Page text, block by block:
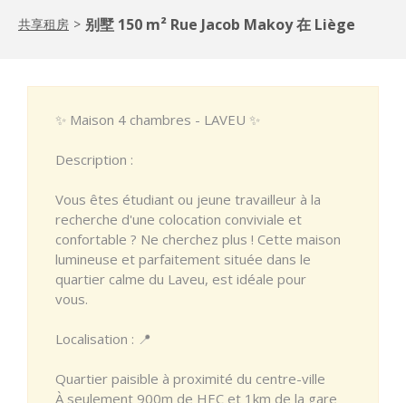
共享租房 > 别墅 150 m² Rue Jacob Makoy 在 Liège
✨ Maison 4 chambres - LAVEU ✨
Description :
Vous êtes étudiant ou jeune travailleur à la
recherche d'une colocation conviviale et
confortable ? Ne cherchez plus ! Cette maison
lumineuse et parfaitement située dans le
quartier calme du Laveu, est idéale pour
vous.
Localisation : 📍
Quartier paisible à proximité du centre-ville
À seulement 900m de HEC et 1km de la gare